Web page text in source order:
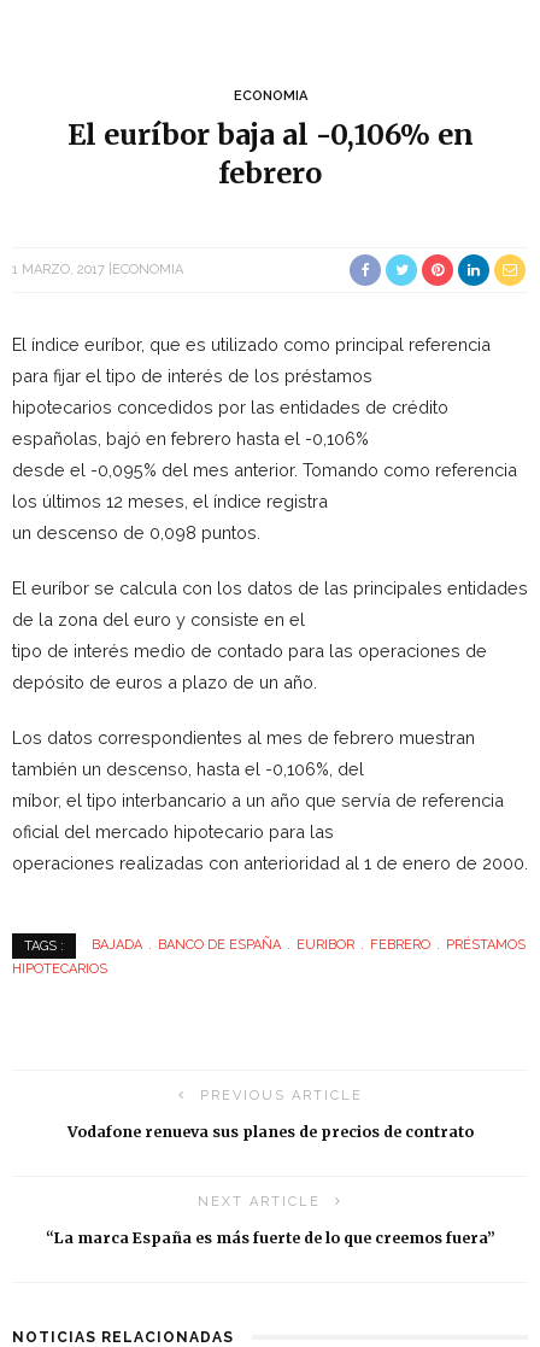
ECONOMIA
El euríbor baja al -0,106% en
febrero
1 MARZO, 2017 ECONOMIA
El índice euríbor, que es utilizado como principal referencia
para fijar el tipo de interés de los préstamos
hipotecarios concedidos por las entidades de crédito
españolas, bajó en febrero hasta el -0,106%
desde el -0,095% del mes anterior. Tomando como referencia
los últimos 12 meses, el índice registra
un descenso de 0,098 puntos.
El euríbor se calcula con los datos de las principales entidades
de la zona del euro y consiste en el
tipo de interés medio de contado para las operaciones de
depósito de euros a plazo de un año.
Los datos correspondientes al mes de febrero muestran
también un descenso, hasta el -0,106%, del
míbor, el tipo interbancario a un año que servía de referencia
oficial del mercado hipotecario para las
operaciones realizadas con anterioridad al 1 de enero de 2000.
TAGS : BAJADA BANCO DE ESPAÑA EURIBOR FEBRERO
PRÉSTAMOS
HIPOTECARIOS
PREVIOUS ARTICLE
Vodafone renueva sus planes de precios de contrato
NEXT ARTICLE
“La marca España es más fuerte de lo que creemos fuera”
NOTICIAS RELACIONADAS